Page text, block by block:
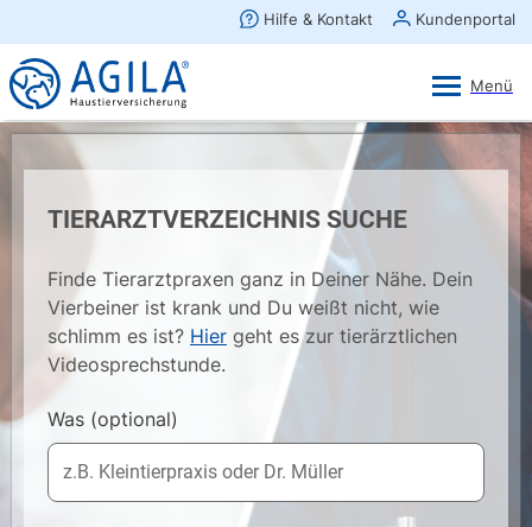
TIERARZTVERZEICHNIS SUCHE
Finde Tierarztpraxen ganz in Deiner Nähe. Dein
Vierbeiner ist krank und Du weißt nicht, wie
schlimm es ist? Hier geht es zur tierärztlichen
Videosprechstunde.
Was (optional)
×
AGILA Kunden-App
Gratis - Im Play Store laden
Ansehen